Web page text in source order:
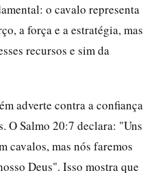
o cavalo representa
a força e a estratégia, mas
recursos e sim da
adverte contra a confiança
O Salmo 20:7 declara: "Uns
cavalos, mas nós faremos
Deus". Isso mostra que